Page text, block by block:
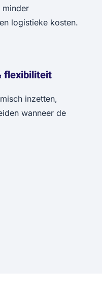
minder
logistieke kosten.
flexibiliteit
inzetten,
wanneer de